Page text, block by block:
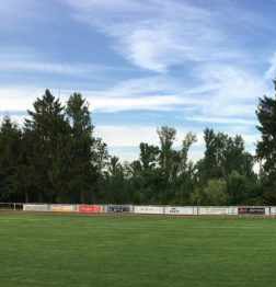
Zu
Inhalten
springen